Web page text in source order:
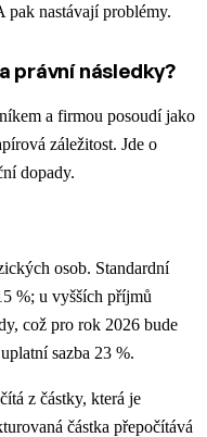
pak nastávají problémy.
právní následky?
a firmou posoudí jako
záležitost. Jde o
dopady.
osob. Standardní
%; u vyšších příjmů
což pro rok 2026 bude
sazba 23 %.
z částky, která je
částka přepočítává